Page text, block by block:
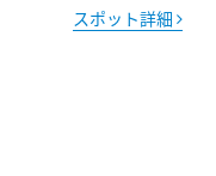
スポット詳細